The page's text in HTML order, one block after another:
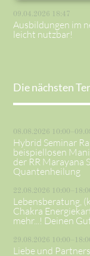
09.04.2026 18:47
Ausbildungen im
leicht nutzbar!
Die nächsten
08.08.2026
Hybrid Seminar
beispiellosen
der RR Marayana
Quantenheilung
22.08.2026
Lebensberatung,
Chakra
mehr...! Deinen
29.08.2026
Liebe und